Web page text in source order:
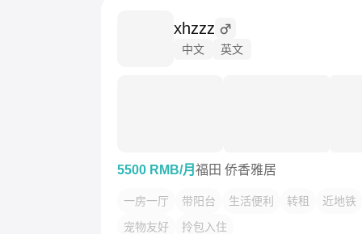
xhzzz
中文 英文
5500 RMB/月 福田 侨香雅居
一房一厅 带阳台 生活便利 转租
近地铁
宠物友好
拎包入住